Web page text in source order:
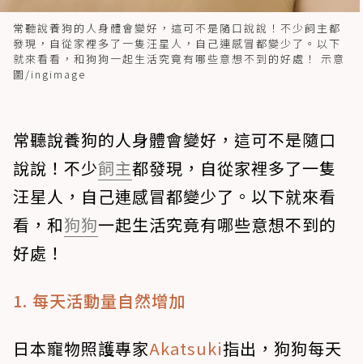
常聽說養狗的人身體會變好，這可不是隨口說說！不少飼主都
發現，自從家裡多了一隻汪星人，自己連感冒都變少了。以下
就來看看，和狗狗一起生活究竟有哪些意想不到的好處！ 示意
圖/ingimage
常聽說養狗的人身體會變好，這可不是隨口
說說！不少飼主都發現，自從家裡多了一隻
汪星人，自己連感冒都變少了。以下就來看
看，和狗狗一起生活究竟有哪些意想不到的
好處！
1. 每天活動量自然增加
日本寵物照護專家Akatsuki指出，狗狗每天